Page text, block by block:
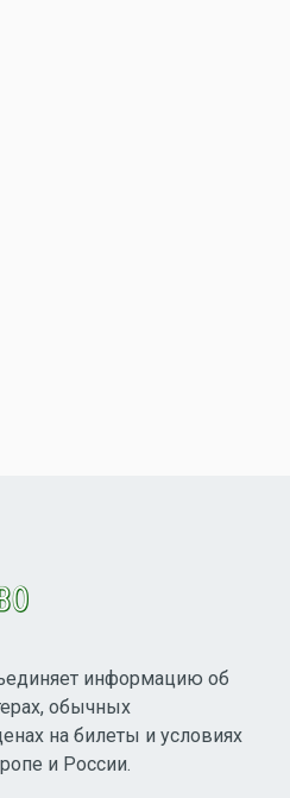
информацию об
обычных
на билеты и условиях
и России.